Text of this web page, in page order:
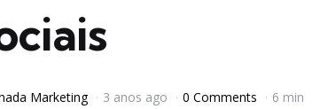
Marketing 3 anos ago 0 Comments 6 min